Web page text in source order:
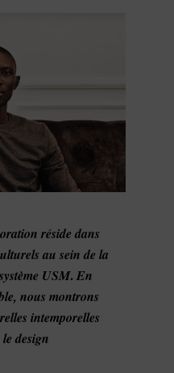
réside dans
au sein de la
USM. En
nous montrons
intemporelles
design